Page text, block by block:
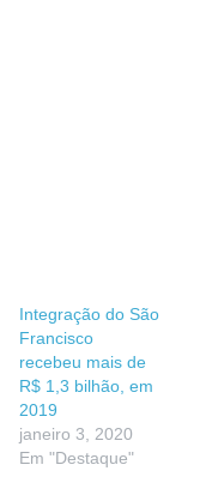
Integração do São
Francisco
recebeu mais de
R$ 1,3 bilhão, em
2019
janeiro 3, 2020
Em "Destaque"